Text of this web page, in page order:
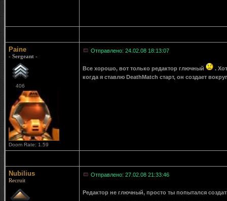
Paine
- Sergeant -
406
Doom Rate: 1.59
Отправлено: 24.02.08 18:13:07
Все хорошо, вот только редактор глючный
.
когда я ставлю DeathMatch старт, он создает
Nubilius
Recruit
Отправлено: 27.02.08 21:33:46
Редактор не глючный, просто ты попытался